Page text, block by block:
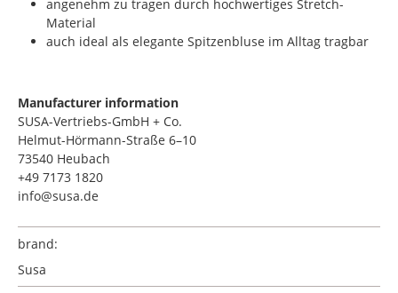
angenehm zu tragen durch hochwertiges Stretch-
Material
auch ideal als elegante Spitzenbluse im Alltag tragbar
Manufacturer information
SUSA-Vertriebs-GmbH + Co.
Helmut-Hörmann-Straße 6–10
73540 Heubach
+49 7173 1820
info@susa.de
brand:
Susa